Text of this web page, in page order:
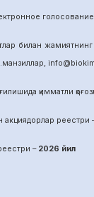
билан жамиятнинг
қимматли
реестри
– 2026 йил